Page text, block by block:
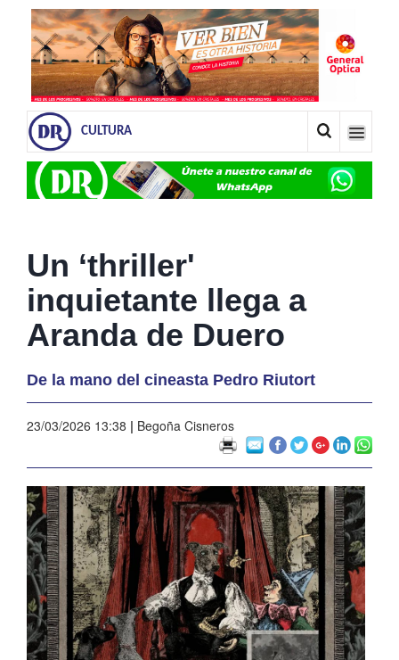
CULTURA
Un ‘thriller'
inquietante llega a
Aranda de Duero
De la mano del cineasta Pedro Riutort
23/03/2026 13:38 | Begoña Cisneros